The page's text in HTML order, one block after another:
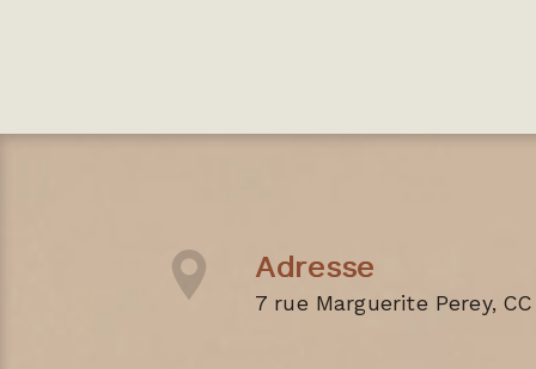
Adresse
7 rue Marguerite Perey,